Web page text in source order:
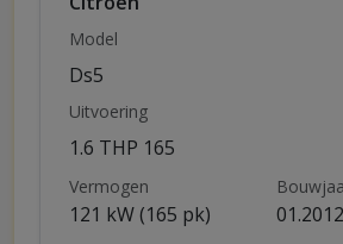
Model
Ds5
Uitvoering
1.6 THP 165
Vermogen
121 kW (165 pk)